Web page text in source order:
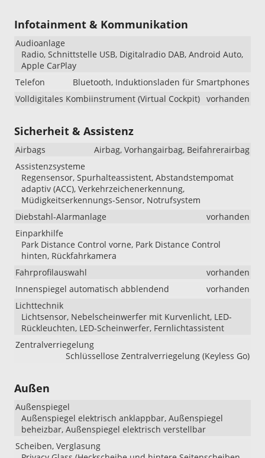
Infotainment & Kommunikation
Audioanlage
Radio, Schnittstelle USB, Digitalradio DAB, Android Auto,
Apple CarPlay
Telefon
Bluetooth, Induktionsladen für Smartphones
Volldigitales Kombiinstrument (Virtual Cockpit) vorhanden
Sicherheit & Assistenz
Airbags
Airbag, Vorhangairbag, Beifahrerairbag
Assistenzsysteme
Regensensor, Spurhalteassistent, Abstandstempomat
adaptiv (ACC), Verkehrzeichenerkennung,
Müdigkeitserkennungs-Sensor, Notrufsystem
Diebstahl-Alarmanlage
vorhanden
Einparkhilfe
Park Distance Control vorne, Park Distance Control
hinten, Rückfahrkamera
Fahrprofilauswahl
vorhanden
Innenspiegel automatisch abblendend
vorhanden
Lichttechnik
Lichtsensor, Nebelscheinwerfer mit Kurvenlicht, LED-
Rückleuchten, LED-Scheinwerfer, Fernlichtassistent
Zentralverriegelung
Schlüssellose Zentralverriegelung (Keyless Go)
Außen
Außenspiegel
Außenspiegel elektrisch anklappbar, Außenspiegel
beheizbar, Außenspiegel elektrisch verstellbar
Scheiben, Verglasung